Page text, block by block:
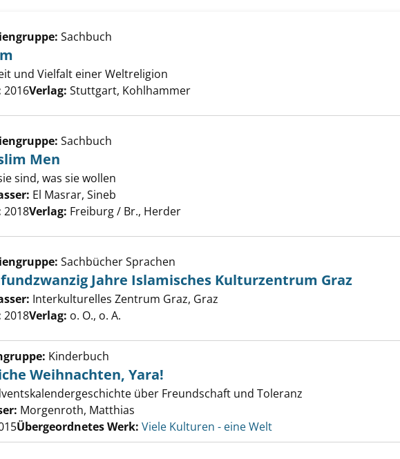
Details von Islam anzeigen
Sachbuch
und Vielfalt einer Weltreligion
nach diesem Verfasser
2016Verlag: Stuttgart, Kohlhammer
Details von Muslim Men anzeigen
Sachbuch
Men
sind, was sie wollen
El Masrar, Sineb
2018Verlag: Freiburg / Br., Herder
Details von Fünfundzwanzig Jahre Islamisches Kulturzentrum Graz anzeigen
Sachbücher Sprachen
Jahre Islamisches Kulturzentrum Graz
Interkulturelles Zentrum Graz, Graz
2018Verlag: o. O., o. A.
Kinderbuch
Weihnachten, Yara!
über Freundschaft und Toleranz
Morgenroth, Matthias
Übergeordnetes Werk: Viele Kulturen - eine Welt